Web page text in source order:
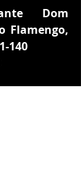
Dom
Flamengo,
140